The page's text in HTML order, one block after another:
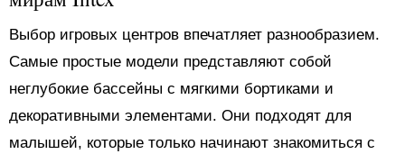
Выбор игровых центров впечатляет разнообразием.
Самые простые модели представляют собой
неглубокие бассейны с мягкими бортиками и
декоративными элементами. Они подходят для
малышей, которые только начинают знакомиться с